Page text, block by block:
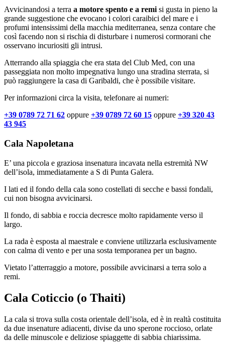
Avvicinandosi a terra a motore spento e a remi si gusta in pieno la
grande suggestione che evocano i colori caraibici del mare e i
profumi intensissimi della macchia mediterranea, senza contare che
così facendo non si rischia di disturbare i numerosi cormorani che
osservano incuriositi gli intrusi.
Atterrando alla spiaggia che era stata del Club Med, con una
passeggiata non molto impegnativa lungo una stradina sterrata, si
può raggiungere la casa di Garibaldi, che è possibile visitare.
Per informazioni circa la visita, telefonare ai numeri:
+39 0789 72 71 62 oppure +39 0789 72 60 15 oppure +39 320 43
43 945
Cala Napoletana
E’ una piccola e graziosa insenatura incavata nella estremità NW
dell’isola, immediatamente a S di Punta Galera.
I lati ed il fondo della cala sono costellati di secche e bassi fondali,
cui non bisogna avvicinarsi.
Il fondo, di sabbia e roccia decresce molto rapidamente verso il
largo.
La rada è esposta al maestrale e conviene utilizzarla esclusivamente
con calma di vento e per una sosta temporanea per un bagno.
Vietato l’atterraggio a motore, possibile avvicinarsi a terra solo a
remi.
Cala Coticcio (o Thaiti)
La cala si trova sulla costa orientale dell’isola, ed è in realtà costituita
da due insenature adiacenti, divise da uno sperone roccioso, orlate
da delle minuscole e deliziose spiaggette di sabbia chiarissima.